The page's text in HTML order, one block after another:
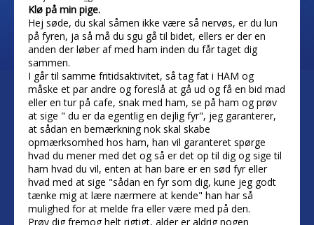
Klø på min pige.
Hej søde, du skal såmen ikke være så nervøs, er du lun
på fyren, ja så må du sgu gå til bidet, ellers er der en
anden der løber af med ham inden du får taget dig
sammen.
I går til samme fritidsaktivitet, så tag fat i HAM og
måske et par andre og foreslå at gå ud og få en bid mad
eller en tur på cafe, snak med ham, se på ham og prøv
at sige " du er da egentlig en dejlig fyr", jeg garanterer,
at sådan en bemærkning nok skal skabe
opmærksomhed hos ham, han vil garanteret spørge
hvad du mener med det og så er det op til dig og sige til
ham hvad du vil, enten at han bare er en sød fyr eller
hvad med at sige "sådan en fyr som dig, kune jeg godt
tænke mig at lære nærmere at kende" han har så
mulighed for at melde fra eller være med på den.
Prøv dig fremog helt rigtigt, alder er aldrig nogen